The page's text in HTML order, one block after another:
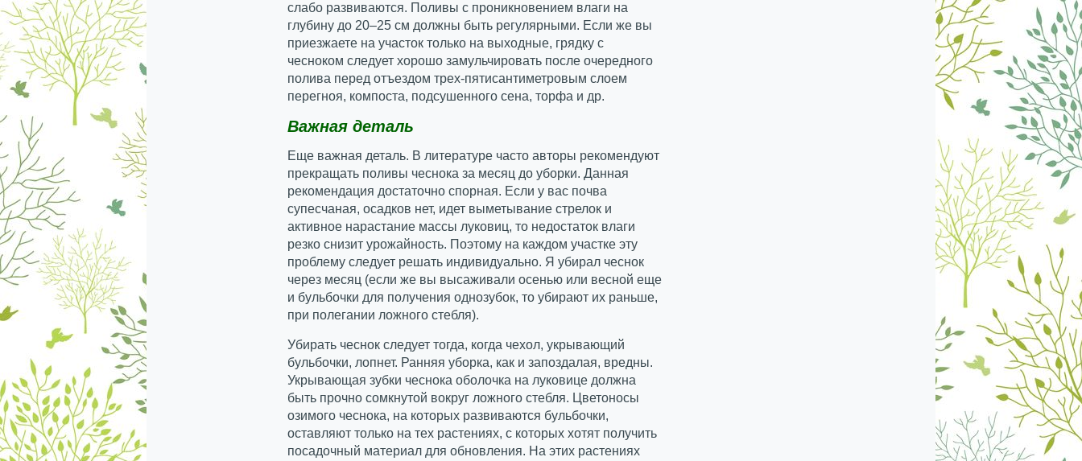
слабо развиваются. Поливы с проникновением влаги на
глубину до 20–25 см должны быть регулярными. Если же вы
приезжаете на участок только на выходные, грядку с
чесноком следует хорошо замульчировать после очередного
полива перед отъездом трех-пятисантиметровым слоем
перегноя, компоста, подсушенного сена, торфа и др.
Важная деталь
Еще важная деталь. В литературе часто авторы рекомендуют
прекращать поливы чеснока за месяц до уборки. Данная
рекомендация достаточно спорная. Если у вас почва
супесчаная, осадков нет, идет выметывание стрелок и
активное нарастание массы луковиц, то недостаток влаги
резко снизит урожайность. Поэтому на каждом участке эту
проблему следует решать индивидуально. Я убирал чеснок
через месяц (если же вы высаживали осенью или весной еще
и бульбочки для получения однозубок, то убирают их раньше,
при полегании ложного стебля).
Убирать чеснок следует тогда, когда чехол, укрывающий
бульбочки, лопнет. Ранняя уборка, как и запоздалая, вредны.
Укрывающая зубки чеснока оболочка на луковице должна
быть прочно сомкнутой вокруг ложного стебля. Цветоносы
озимого чеснока, на которых развиваются бульбочки,
оставляют только на тех растениях, с которых хотят получить
посадочный материал для обновления. На этих растениях